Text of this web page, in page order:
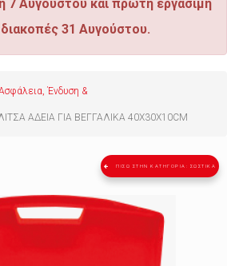
7 Αυγούστου και πρώτη εργάσιμη
διακοπές 31 Αυγούστου.
Ένδυση &
ΑΔΕΙΑ ΓΙΑ ΒΕΓΓΑΛΙΚΑ 40Χ30Χ10CΜ
ΠΊΣΩ ΣΤΗΝ ΚΑΤΗΓΟΡΊΑ: ΣΩΣΤΙΚΆ